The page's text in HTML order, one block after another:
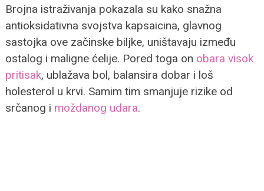
Brojna istraživanja pokazala su kako snažna
antioksidativna svojstva kapsaicina, glavnog
sastojka ove začinske biljke, uništavaju između
ostalog i maligne ćelije. Pored toga on obara visok
pritisak, ublažava bol, balansira dobar i loš
holesterol u krvi. Samim tim smanjuje rizike od
srčanog i moždanog udara.